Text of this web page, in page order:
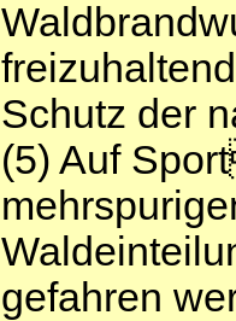
Schutz der
(5) Auf
gefahren